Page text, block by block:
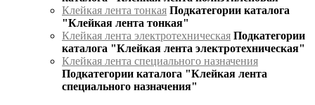
Клейкая лента тонкая Подкатегории каталога
"Клейкая лента тонкая"
Клейкая лента электротехническая Подкатегории
каталога "Клейкая лента электротехническая"
Клейкая лента специального назначения
Подкатегории каталога "Клейкая лента
специального назначения"